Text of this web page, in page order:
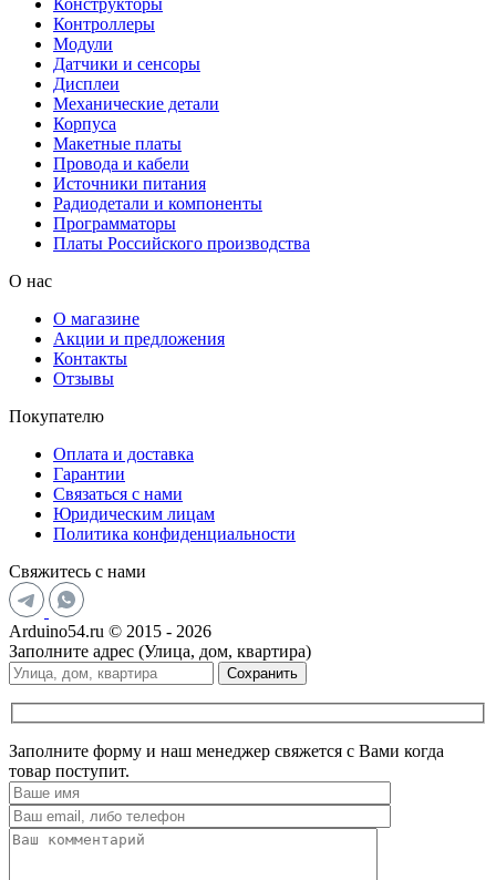
Контроллеры
Модули
Датчики и сенсоры
Дисплеи
Механические детали
Корпуса
Макетные платы
Провода и кабели
Источники питания
Радиодетали и компоненты
Программаторы
Платы Российского производства
О нас
О магазине
Акции и предложения
Контакты
Отзывы
Покупателю
Оплата и доставка
Гарантии
Связаться с нами
Юридическим лицам
Политика конфиденциальности
Свяжитесь с нами
Arduino54.ru © 2015 - 2026
Заполните адрес (Улица, дом, квартира)
Сохранить
Заполните форму и наш менеджер свяжется с Вами когда
товар поступит.